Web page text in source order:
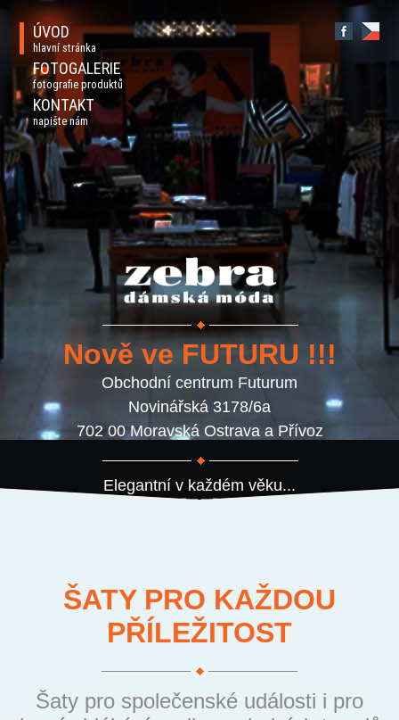
ÚVOD
hlavní stránka
FOTOGALERIE
fotografie produktů
KONTAKT
napište nám
Nově ve FUTURU !!!
Obchodní centrum Futurum
Novinářská 3178/6a
702 00 Moravská Ostrava a Přívoz
Elegantní v každém věku...
ŠATY PRO KAŽDOU
PŘÍLEŽITOST
Šaty pro společenské události i pro